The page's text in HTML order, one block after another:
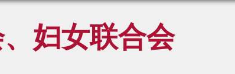
妇女联合会